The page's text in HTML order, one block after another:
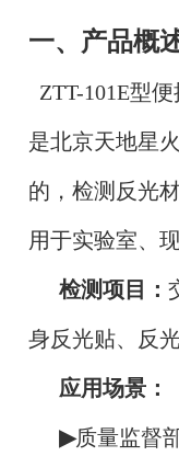
一、产品概
ZTT-101E型
是北京天地星
的，检测反光
用于实验室、现
检测项目：
身反光贴、反
应用场景：
▶质量监督